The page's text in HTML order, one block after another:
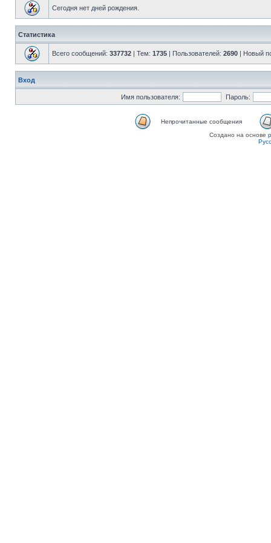
Сегодня нет дней рождения.
Статистика
Всего сообщений: 337732 | Тем: 1735 | Пользователей: 2690 | Новый
Вход
Имя пользователя: Пароль:
Непрочитанные сообщения
Создано на основе